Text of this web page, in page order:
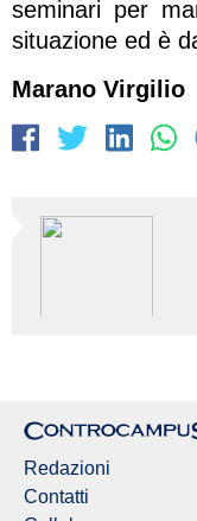
seminari per
situazione ed è
Marano Virgilio
Redazioni
Contatti